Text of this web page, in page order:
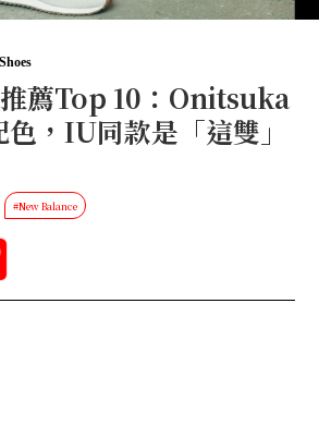
Shoes
薦Top 10：Onitsuka
，IU同款是「這雙」
#New Balance